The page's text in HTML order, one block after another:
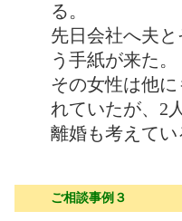
る。
先日会社へ夫
う手紙が来た。
その女性は他
れていたが、2
離婚も考えて
ご相談事例３